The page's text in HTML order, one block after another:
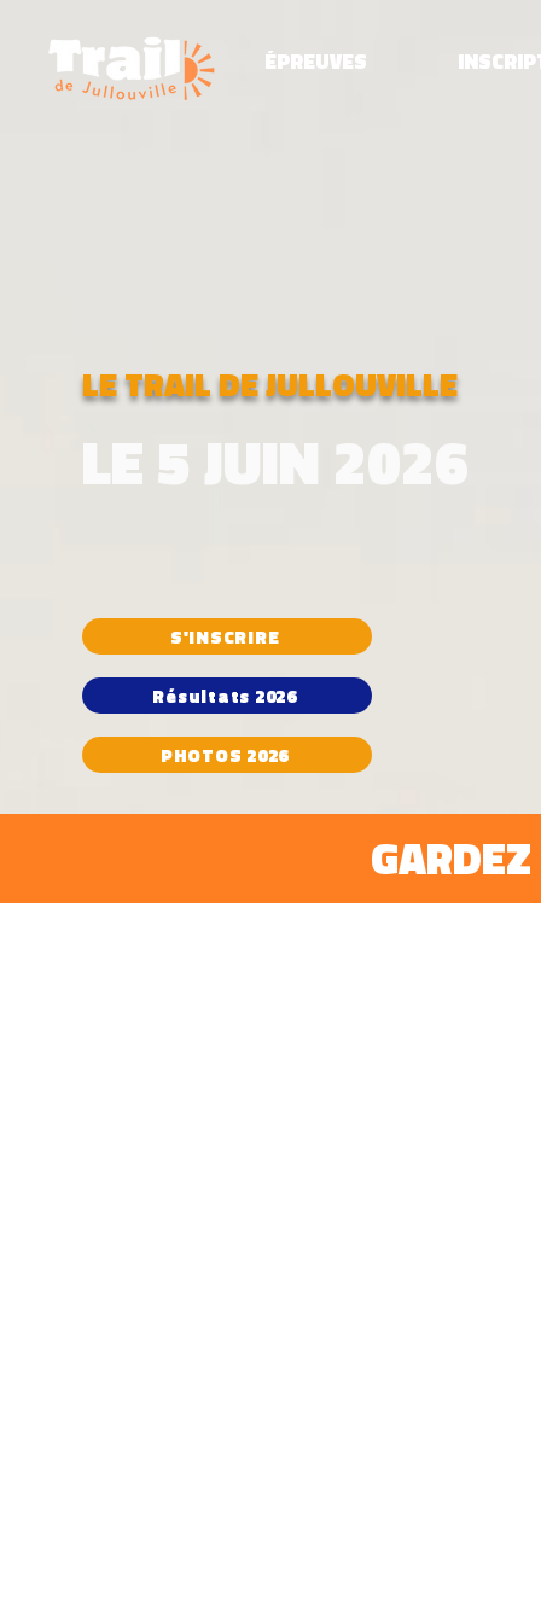
ÉPREUVES
LE TRAIL DE JULLOUVILLE
LE 5 JUIN 2026
S'INSCRIRE
Résultats 2026
PHOTOS 2026